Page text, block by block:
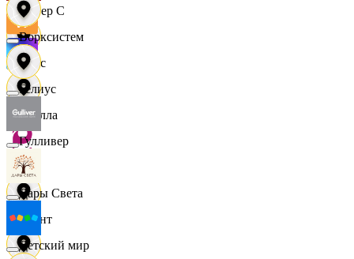
Интер С
Вайс
Ителла
kari
Квант
Ворксистем
Гелиус
Гулливер
Дары Света
Детский мир